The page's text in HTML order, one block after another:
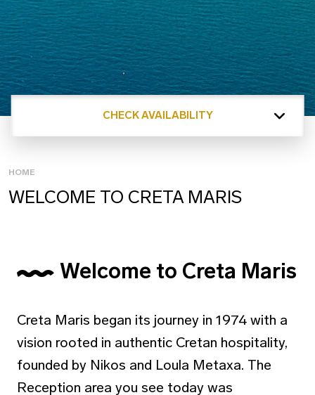
CHECK AVAILABILITY
HOME
WELCOME TO CRETA MARIS
Welcome to Creta Maris
Creta Maris began its journey in 1974 with a
vision rooted in authentic Cretan hospitality,
founded by Nikos and Loula Metaxa. The
Reception area you see today was